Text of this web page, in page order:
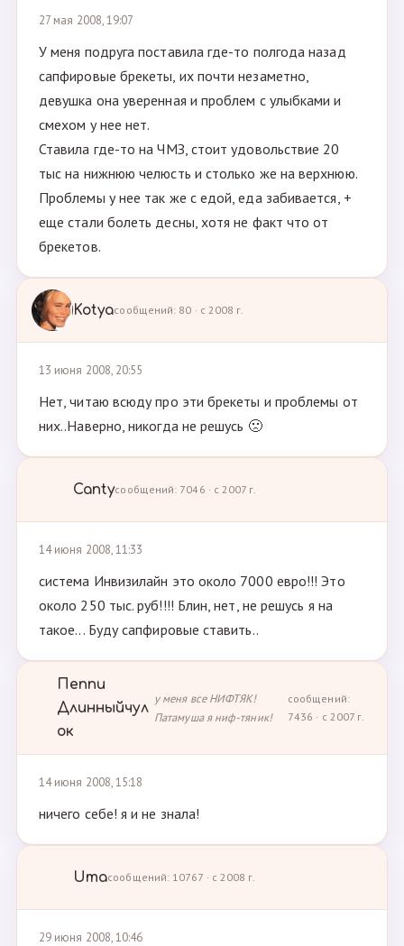
27 мая 2008, 19:07
У меня подруга поставила где-то полгода назад
сапфировые брекеты, их почти незаметно,
девушка она уверенная и проблем с улыбками и
смехом у нее нет.
Ставила где-то на ЧМЗ, стоит удовольствие 20
тыс на нижнюю челюсть и столько же на верхнюю.
Проблемы у нее так же с едой, еда забивается, +
еще стали болеть десны, хотя не факт что от
брекетов.
Kotyaсообщений: 80 · с 2008 г.
13 июня 2008, 20:55
Нет, читаю всюду про эти брекеты и проблемы от
них..Наверно, никогда не решусь 🙁
Cantyсообщений: 7046 · с 2007 г.
14 июня 2008, 11:33
система Инвизилайн это около 7000 евро!!! Это
около 250 тыс. руб!!!! Блин, нет, не решусь я на
такое... Буду сапфировые ставить..
Пеппи
Длинныйчул
ок
у меня все НИФТЯК!
Патамуша я ниф-тяник!
сообщений:
7436 · с 2007 г.
14 июня 2008, 15:18
ничего себе! я и не знала!
Umaсообщений: 10767 · с 2008 г.
29 июня 2008, 10:46